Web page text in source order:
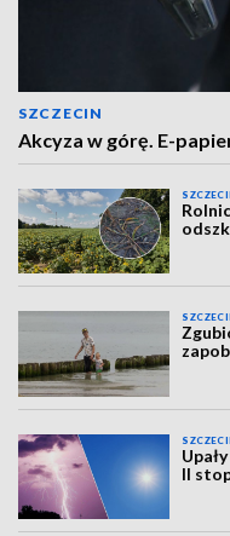
SZCZECIN
Akcyza w górę. E-
II